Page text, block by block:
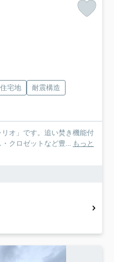
宅地
耐震構造
オ」です。追い焚き機能付
クロゼットなど豊... もっと